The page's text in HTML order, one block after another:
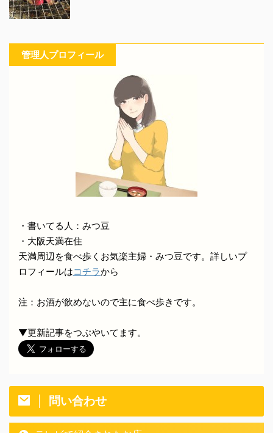
管理人プロフィール
・書いてる人：みつ豆
・大阪天満在住
天満周辺を食べ歩くお気楽主婦・みつ豆です。詳しいプ
ロフィールはコチラから
注：お酒が飲めないので主に食べ歩きです。
▼更新記事をつぶやいてます。
問い合わせ